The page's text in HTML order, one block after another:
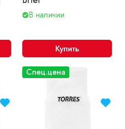
В наличии
Купить
Спец.цена